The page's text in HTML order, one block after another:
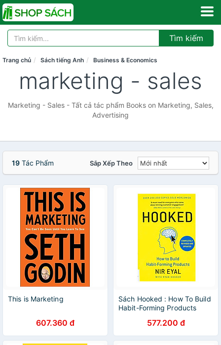
Tìm kiếm
Trang chủ Sách tiếng Anh Business & Economics
marketing - sales
Marketing - Sales - Tất cả tác phẩm Books on Marketing, Sales,
Advertising
19 Tác Phẩm Sắp Xếp Theo
This is Marketing
607.360 đ
Sách Hooked : How To Build
Habit-Forming Products
577.200 đ